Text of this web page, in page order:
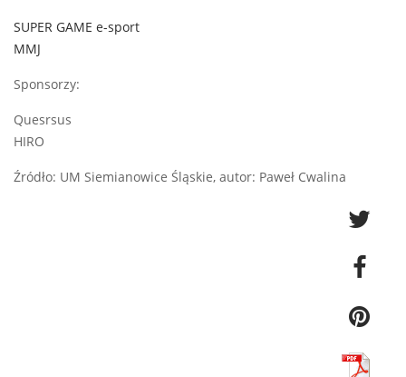
SUPER GAME e-sport
MMJ
Sponsorzy:
Quesrsus
HIRO
Źródło: UM Siemianowice Śląskie, autor: Paweł Cwalina